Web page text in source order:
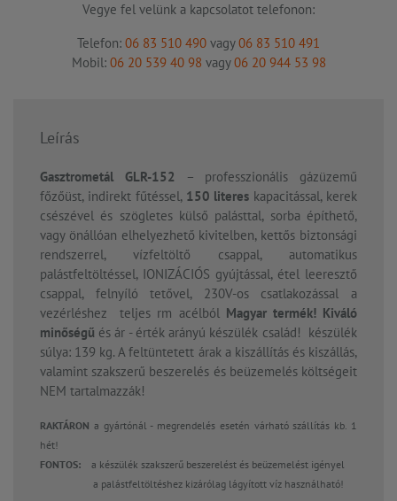
Vegye fel velünk a kapcsolatot telefonon:
Telefon: 06 83 510 490 vagy06 83 510 491
Mobil: 06 20 539 40 98 vagy06 20 944 53 98
Leírás
Gasztrometál GLR-152 – professzionális gázüzemű
főzőüst, indirekt fűtéssel, 150 literes kapacitással, kerek
csészével és szögletes külső palásttal, sorba építhető,
vagy önállóan elhelyezhető kivitelben, kettős biztonsági
rendszerrel, vízfeltöltő csappal, automatikus
palástfeltöltéssel, IONIZÁCIÓS gyújtással, étel leeresztő
csappal, felnyíló tetővel, 230V-os csatlakozással a
vezérléshez teljes rm acélból Magyar termék! Kiváló
minőségű és ár - érték arányú készülék család! készülék
súlya: 139 kg. A feltüntetett árak a kiszállítás és kiszállás,
valamint szakszerű beszerelés és beüzemelés költségeit
NEM tartalmazzák!
RAKTÁRON a gyártónál - megrendelés esetén várható szállítás kb. 1
hét!
FONTOS: a készülék szakszerű beszerelést és beüzemelést igényel
a palástfeltöltéshez kizárólag lágyított víz használható!